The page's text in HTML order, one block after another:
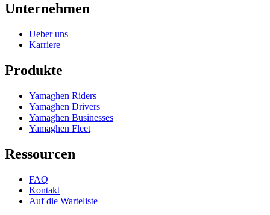
Unternehmen
Ueber uns
Karriere
Produkte
Yamaghen Riders
Yamaghen Drivers
Yamaghen Businesses
Yamaghen Fleet
Ressourcen
FAQ
Kontakt
Auf die Warteliste